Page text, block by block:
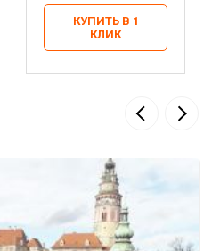
КУПИТЬ В 1
КЛИК